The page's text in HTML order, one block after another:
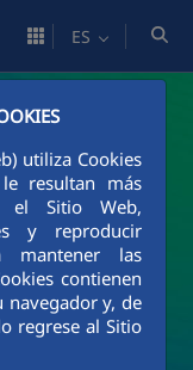
utiliza Cookies
resultan más
el Sitio Web,
y reproducir
mantener las
contienen
navegador y, de
regrese al Sitio
ES
través de